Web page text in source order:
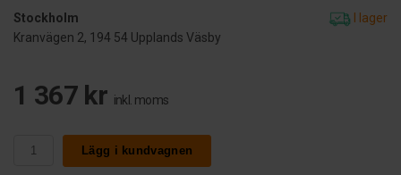
Stockholm
I lager
Kranvägen 2, 194 54 Upplands Väsby
1 367 kr inkl. moms
Lägg i kundvagnen